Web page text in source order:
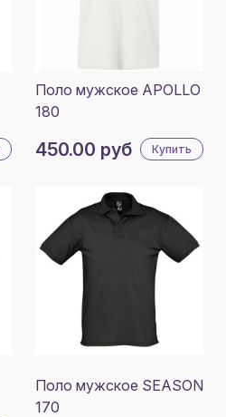
Поло мужское APOLLO
180
450.00 руб Купить
Поло мужское SEASON
170